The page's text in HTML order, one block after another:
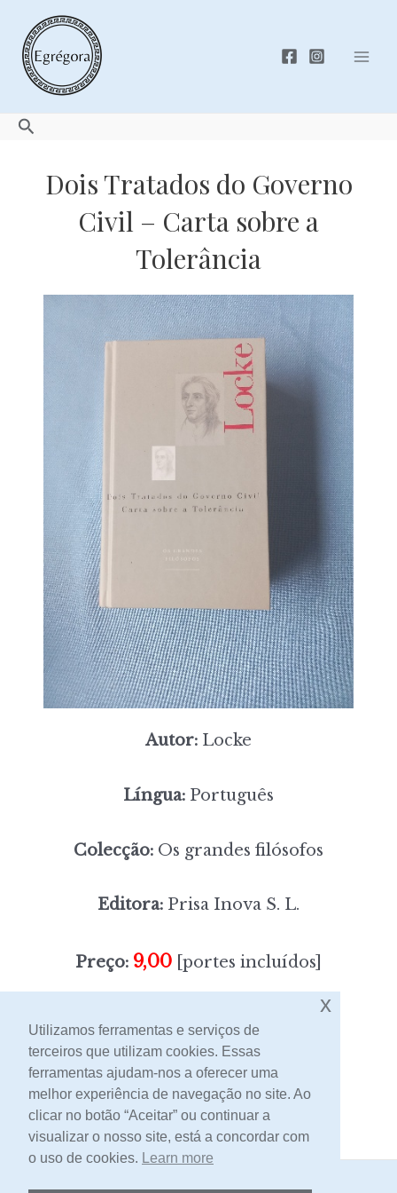
content
Search
Dois Tratados do Governo
Civil – Carta sobre a
Tolerância
Autor: Locke
Língua: Português
Colecção: Os grandes filósofos
Editora: Prisa Inova S. L.
Preço: 9,00 [portes incluídos]
Sem stock
Contacto
Utilizamos ferramentas e serviços de
terceiros que utilizam cookies. Essas
ferramentas ajudam-nos a oferecer uma
melhor experiência de navegação no site. Ao
clicar no botão “Aceitar” ou continuar a
visualizar o nosso site, está a concordar com
o uso de cookies. Learn more
x